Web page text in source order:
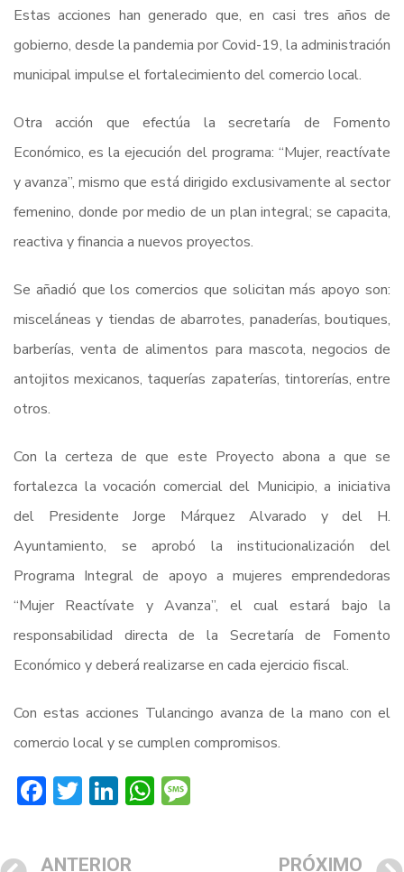
Estas acciones han generado que, en casi tres años de
gobierno, desde la pandemia por Covid-19, la administración
municipal impulse el fortalecimiento del comercio local.
Otra acción que efectúa la secretaría de Fomento
Económico, es la ejecución del programa: “Mujer, reactívate
y avanza”, mismo que está dirigido exclusivamente al sector
femenino, donde por medio de un plan integral; se capacita,
reactiva y financia a nuevos proyectos.
Se añadió que los comercios que solicitan más apoyo son:
misceláneas y tiendas de abarrotes, panaderías, boutiques,
barberías, venta de alimentos para mascota, negocios de
antojitos mexicanos, taquerías zapaterías, tintorerías, entre
otros.
Con la certeza de que este Proyecto abona a que se
fortalezca la vocación comercial del Municipio, a iniciativa
del Presidente Jorge Márquez Alvarado y del H.
Ayuntamiento, se aprobó la institucionalización del
Programa Integral de apoyo a mujeres emprendedoras
“Mujer Reactívate y Avanza”, el cual estará bajo la
responsabilidad directa de la Secretaría de Fomento
Económico y deberá realizarse en cada ejercicio fiscal.
Con estas acciones Tulancingo avanza de la mano con el
comercio local y se cumplen compromisos.
Facebook
Twitter
LinkedIn
WhatsApp
ANTERIOR PRÓXIMO